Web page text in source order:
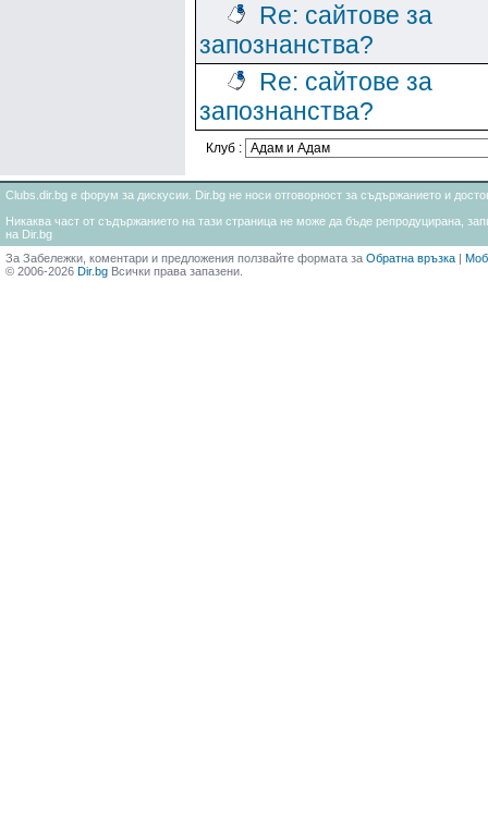
Re: сайтове за
запознанства?
Re: сайтове за
запознанства?
Клуб :
Clubs.dir.bg е форум за дискусии. Dir.bg не носи отговорност за съдържанието и
Никаква част от съдържанието на тази страница не може да бъде репродуцирана,
на Dir.bg
За Забележки, коментари и предложения ползвайте формата за Обратна връзка |
© 2006-2026 Dir.bg Всички права запазени.